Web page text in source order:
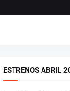
ESTRENOS ABRIL